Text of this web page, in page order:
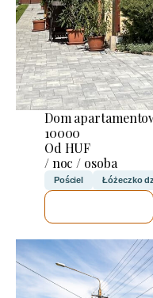
Dom
10000
Od HUF
/ noc / osoba
Pościel Łóżeczko